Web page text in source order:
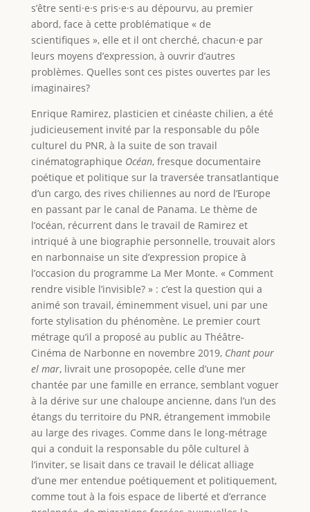
s’être senti·e·s pris·e·s au dépourvu, au premier
abord, face à cette problématique « de
scientifiques », elle et il ont cherché, chacun·e par
leurs moyens d’expression, à ouvrir d’autres
problèmes. Quelles sont ces pistes ouvertes par les
imaginaires?
Enrique Ramirez, plasticien et cinéaste chilien, a été
judicieusement invité par la responsable du pôle
culturel du PNR, à la suite de son travail
cinématographique Océan, fresque documentaire
poétique et politique sur la traversée transatlantique
d’un cargo, des rives chiliennes au nord de l’Europe
en passant par le canal de Panama. Le thème de
l’océan, récurrent dans le travail de Ramirez et
intriqué à une biographie personnelle, trouvait alors
en narbonnaise un site d’expression propice à
l’occasion du programme La Mer Monte. « Comment
rendre visible l’invisible? » : c’est la question qui a
animé son travail, éminemment visuel, uni par une
forte stylisation du phénomène. Le premier court
métrage qu’il a proposé au public au Théâtre-
Cinéma de Narbonne en novembre 2019, Chant pour
el mar, livrait une prosopopée, celle d’une mer
chantée par une famille en errance, semblant voguer
à la dérive sur une chaloupe ancienne, dans l’un des
étangs du territoire du PNR, étrangement immobile
au large des rivages. Comme dans le long-métrage
qui a conduit la responsable du pôle culturel à
l’inviter, se lisait dans ce travail le délicat alliage
d’une mer entendue poétiquement et politiquement,
comme tout à la fois espace de liberté et d’errance